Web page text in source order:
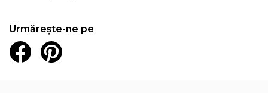
Urmărește-ne pe